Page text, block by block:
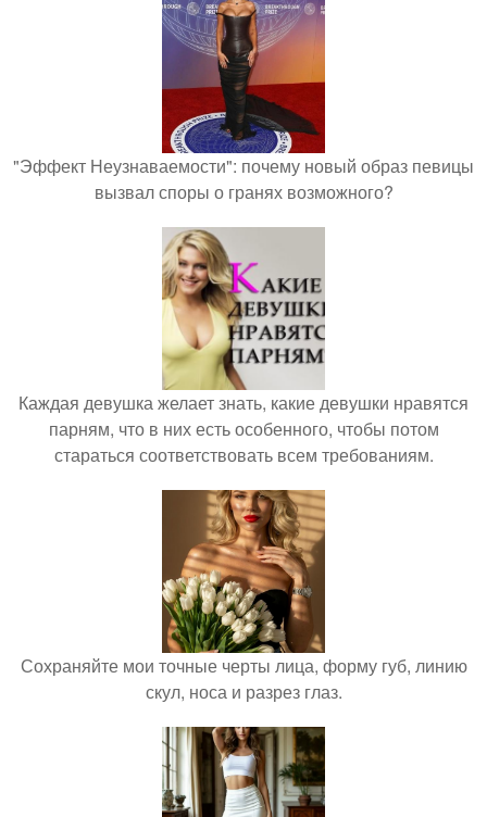
"Эффект Неузнаваемости": почему новый образ певицы
вызвал споры о гранях возможного?
Каждая девушка желает знать, какие девушки нравятся
парням, что в них есть особенного, чтобы потом
стараться соответствовать всем требованиям.
Сохраняйте мои точные черты лица, форму губ, линию
скул, носа и разрез глаз.